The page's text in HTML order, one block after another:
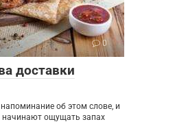
0
доставки
об этом слове, и
начинают ощущать запах